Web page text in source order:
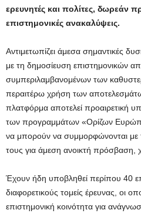
ερευνητές και πολίτες, δωρεάν
επιστημονικές ανακαλύψεις.
Αντιμετωπίζει άμεσα σημαντικές
με τη δημοσίευση επιστημονικών
συμπεριλαμβανομένων των
περαιτέρω χρήση των
πλατφόρμα αποτελεί προαιρετική
των προγραμμάτων «Ορίζων
να μπορούν να συμμορφώνονται με
τους για άμεση ανοικτή πρόσβαση,
Έχουν ήδη υποβληθεί περίπου 40
διαφορετικούς τομείς έρευνας, οι
επιστημονική κοινότητα για